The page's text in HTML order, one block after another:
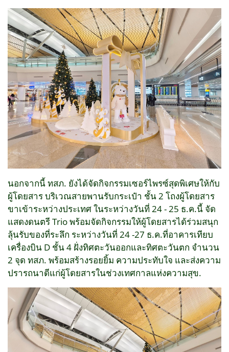
นอกจากนี้ ทสภ. ยังได้จัดกิจกรรมเซอร์ไพรซ์สุดพิเศษให้กับ
ผู้โดยสาร บริเวณสายพานรับกระเป๋า ชั้น 2 โถงผู้โดยสาร
ขาเข้าระหว่างประเทศ ในระหว่างวันที่ 24 - 25 ธ.ค.นี้ จัด
แสดงดนตรี Trio พร้อมจัดกิจกรรมให้ผู้โดยสารได้ร่วมสนุก
ลุ้นรับของที่ระลึก ระหว่างวันที่ 24 -27 ธ.ค.ที่อาคารเทียบ
เครื่องบิน D ชั้น 4 ฝั่งทิศตะวันออกและทิศตะวันตก จำนวน
2 จุด ทสภ. พร้อมสร้างรอยยิ้ม ความประทับใจ และส่งความ
ปรารถนาดีแก่ผู้โดยสารในช่วงเทศกาลแห่งความสุข.